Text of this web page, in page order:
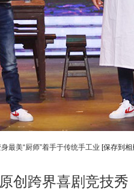
最美“厨师”着手于传统手工业 [保存到相
创跨界喜剧竞技秀